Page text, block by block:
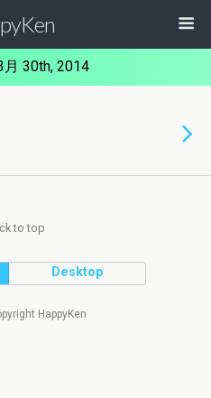
月 30th, 2014
to top
Desktop
HappyKen